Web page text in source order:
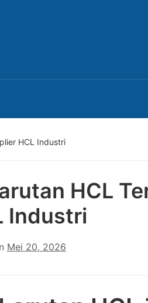
HCL Industri
HCL
Industri
Mei 20, 2026